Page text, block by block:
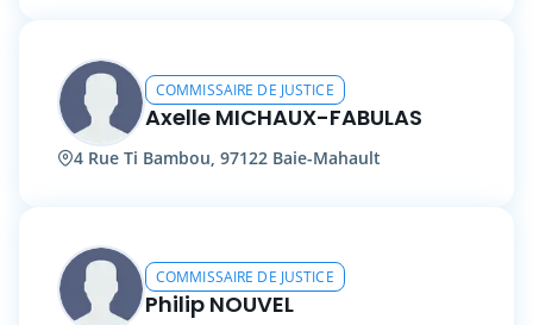
COMMISSAIRE DE JUSTICE
Axelle MICHAUX-FABULAS
4 Rue Ti Bambou, 97122 Baie-Mahault
COMMISSAIRE DE JUSTICE
Philip NOUVEL